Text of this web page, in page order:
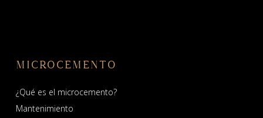
MICROCEMENTO
¿Qué es el microcemento?
Mantenimiento